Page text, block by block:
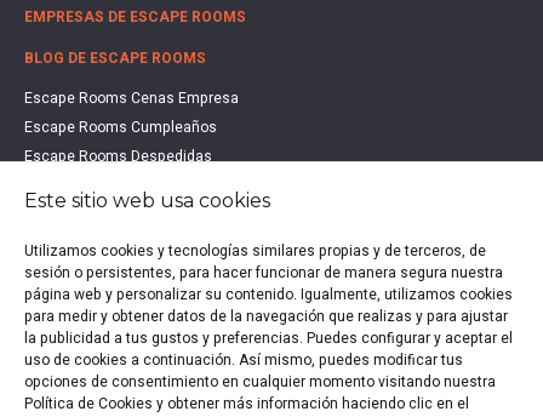
EMPRESAS DE ESCAPE ROOMS
BLOG DE ESCAPE ROOMS
Escape Rooms Cenas Empresa
Escape Rooms Cumpleaños
Escape Rooms Despedidas
Escape Rooms Familias
Escape Rooms Halloween
Escape Rooms San Valentín
Estudio de Mercado Escape Rooms 2021
Qué es un Escape Room
Qué es un Hall Escape
Este sitio web usa cookies
Utilizamos cookies y tecnologías similares propias y de terceros, de
sesión o persistentes, para hacer funcionar de manera segura nuestra
página web y personalizar su contenido. Igualmente, utilizamos cookies
para medir y obtener datos de la navegación que realizas y para ajustar
la publicidad a tus gustos y preferencias. Puedes configurar y aceptar el
uso de cookies a continuación. Así mismo, puedes modificar tus
opciones de consentimiento en cualquier momento visitando nuestra
Política de Cookies y obtener más información haciendo clic en el